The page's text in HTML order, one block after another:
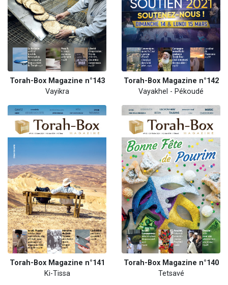
Torah-Box Magazine n°143
Vayikra
Torah-Box Magazine n°142
Vayakhel - Pékoudé
Torah-Box Magazine n°141
Ki-Tissa
Torah-Box Magazine n°140
Tetsavé